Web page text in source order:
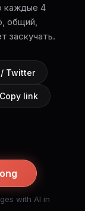
каждые 4
общий,
заскучать.
/ Twitter
Copy link
with AI in